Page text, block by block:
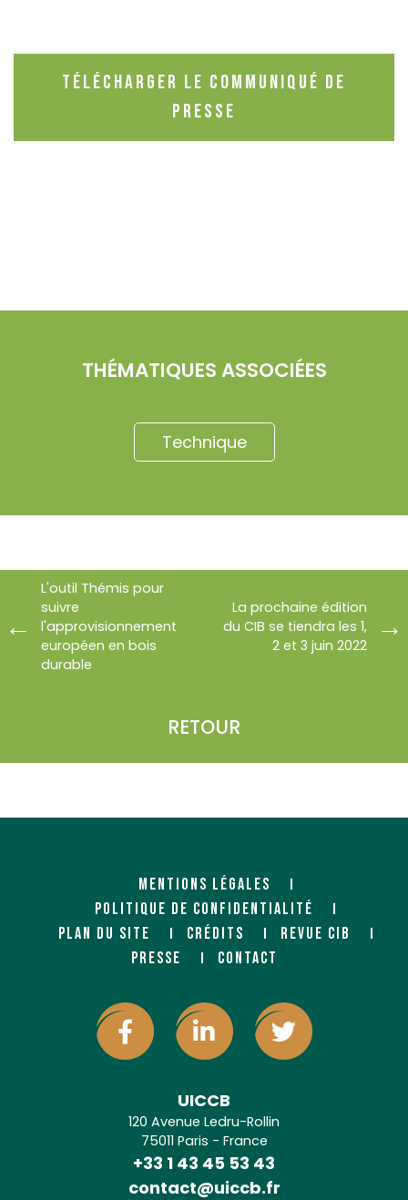
Télécharger le communiqué de
presse
THÉMATIQUES ASSOCIÉES
Technique
L'outil Thémis pour
suivre
l'approvisionnement
européen en bois
durable
RETOUR
La prochaine édition
du CIB se tiendra les 1,
2 et 3 juin 2022
MENTIONS LÉGALES
POLITIQUE DE CONFIDENTIALITÉ
PLAN DU SITE
CRÉDITS
REVUE CIB
PRESSE
CONTACT
UICCB
120 Avenue Ledru-Rollin
75011 Paris - France
+33 1 43 45 53 43
contact@uiccb.fr